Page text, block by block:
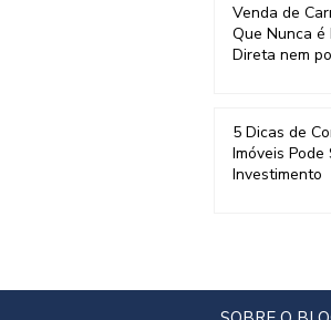
Venda de
Que Nunca é
Direta nem
5 Dicas de
Imóveis Pode
Investimento